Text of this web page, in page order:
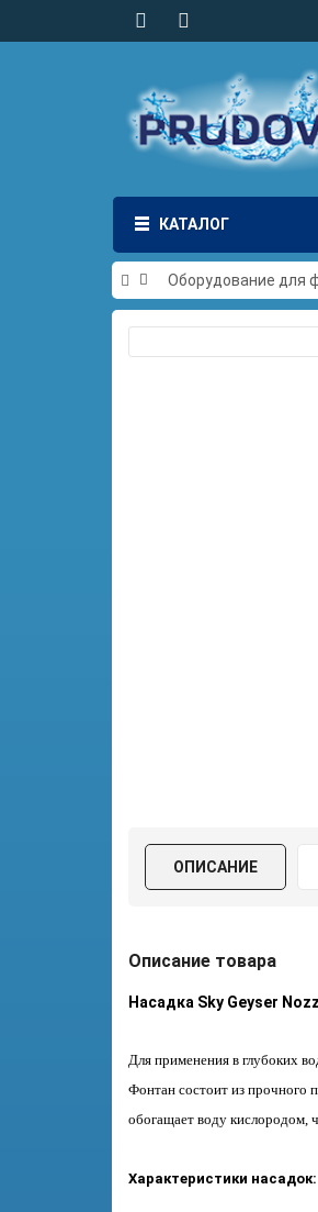
КАТАЛОГ
Оборудование для
ОПИСАНИЕ
Описание товара
Насадка Sky Geyser
Для применения в глубоких
Фонтан состоит из прочного
обогащает воду кислородом,
Характеристики насадок: